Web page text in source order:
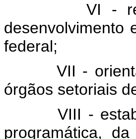
VI - realizar
desenvolvimento
federal;
VII - orientar,
órgãos setoriais
VIII -
programática,